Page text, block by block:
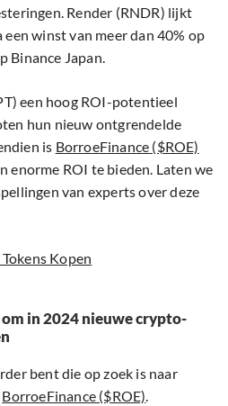
Render (RNDR) lijkt
een winst van meer dan 40% op
Binance Japan.
een hoog ROI-potentieel
hun nieuw ontgrendelde
is BorroeFinance ($ROE)
enorme ROI te bieden. Laten we
van experts over deze
Tokens Kopen
in 2024 nieuwe crypto-
bent die op zoek is naar
BorroeFinance ($ROE).